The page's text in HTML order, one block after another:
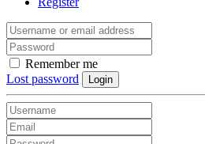
Remember me
Lost password
Login